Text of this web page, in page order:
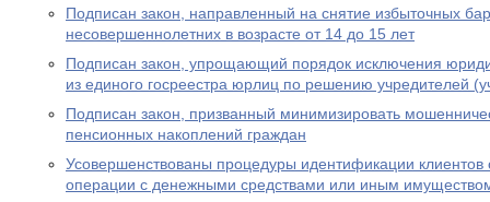
Подписан закон, направленный на снятие избыточных
несовершеннолетних в возрасте от 14 до 15 лет
Подписан закон, упрощающий порядок исключения
из единого госреестра юрлиц по решению учредителей
Подписан закон, призванный минимизировать
пенсионных накоплений граждан
Усовершенствованы процедуры идентификации
операции с денежными средствами или иным